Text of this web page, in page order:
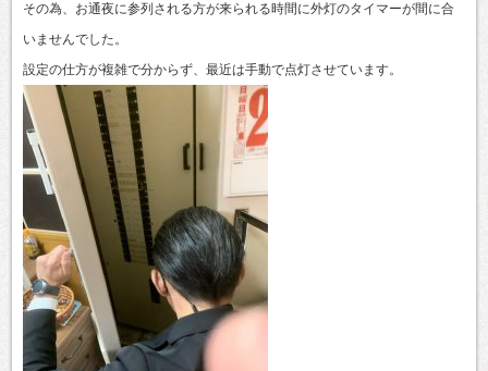
その為、お通夜に参列される方が来られる時間に外灯のタイマーが間に合
いませんでした。
設定の仕方が複雑で分からず、最近は手動で点灯させています。